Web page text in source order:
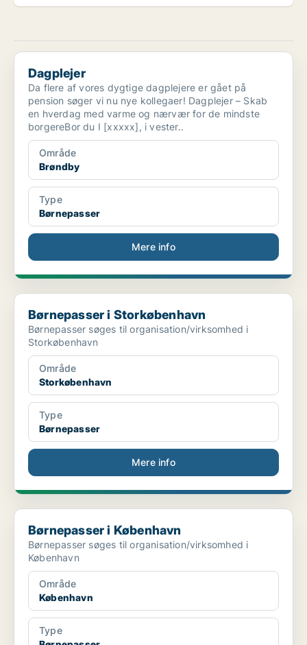
Dagplejer
Dagplejer
Da flere af vores dygtige dagplejere er gået på
pension søger vi nu nye kollegaer! Dagplejer – Skab
en hverdag med varme og nærvær for de mindste
borgereBor du I [xxxxx], i vester..
Område
Brøndby
Type
Børnepasser
Mere info
Børnepasser i Storkøbenhavn
Børnepasser i Storkøbenhavn
Børnepasser søges til organisation/virksomhed i
Storkøbenhavn
Område
Storkøbenhavn
Type
Børnepasser
Mere info
Børnepasser i København
Børnepasser i København
Børnepasser søges til organisation/virksomhed i
København
Område
København
Type